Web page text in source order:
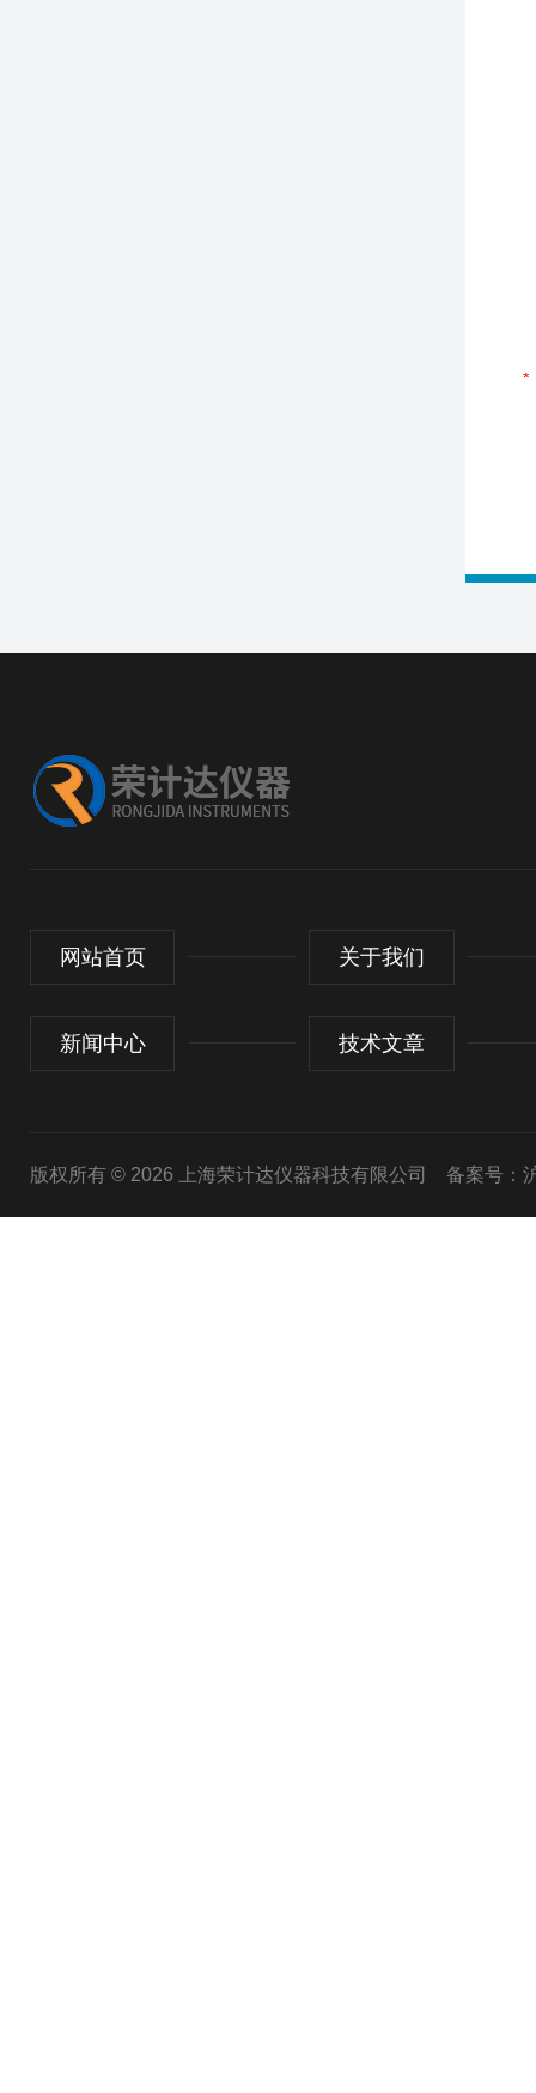
网站首页 关于我们
新闻中心 技术文章
版权所有 © 2026 上海荣计达仪器科技有限公司 备案号：